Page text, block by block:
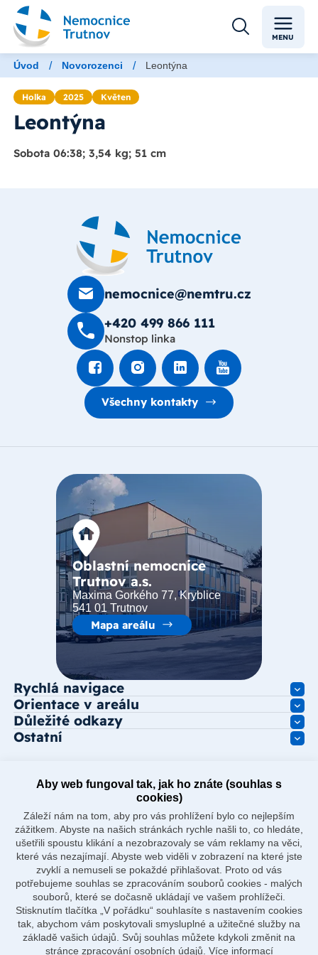
MENU
Úvod / Novorozenci / Leontýna
Holka 2025 Květen
Leontýna
Sobota 06:38; 3,54 kg; 51 cm
nemocnice@nemtru.cz
+420 499 8­66 111
Nonstop linka
Všechny kontakty
Oblastní nemocnice
Trutnov a.s.
Maxima Gorkého 77, Kryblice
541 01 Trutnov
Mapa areálu
Rychlá navigace
Orientace v areálu
Důležité odkazy
Ostatní
Aby web fungoval tak, jak ho znáte (souhlas s
cookies)
Záleží nám na tom, aby pro vás prohlížení bylo co nejlepším
zážitkem. Abyste na našich stránkách rychle našli to, co hledáte,
ušetřili spoustu klikání a nezobrazovaly se vám reklamy na věci,
které vás nezajímají. Abyste web viděli v zobrazení na které jste
zvyklí a nemuseli se pokaždé přihlašovat. Proto od vás
potřebujeme souhlas se zpracováním souborů cookies - malých
souborů, které se dočasně ukládají ve vašem prohlížeči.
Stisknutím tlačítka „V pořádku“ souhlasíte s nastavením cookies
tak, abychom vám poskytovali smysluplné a užitečné služby na
základě vašich údajů. Svůj souhlas můžete kdykoli změnit na
stránce zpracování osobních údajů. Více informací